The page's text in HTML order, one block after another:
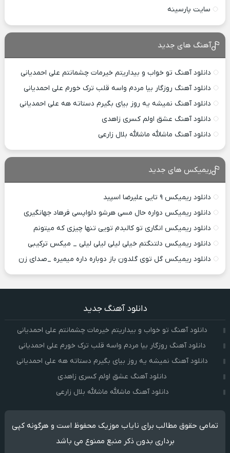
سایت پارسینه
آهنگ های جدید
دانلود آهنگ تو خواب و بیداریتم خیرمات چشمانتم علی احمدیانی
دانلود آهنگ روزگار بیا مردم واسه قلب ترک خورم علی احمدیانی
دانلود آهنگ نمیشه یه روز بیای بگیرم دستاته هه علی احمدیانی
دانلود آهنگ عشق اولم کسری زاهدی
دانلود آهنگ ماشالله ماشالله بلال زارعی
ریمیکس های جدید
دانلود ریمیکس ۹ تایی علیرضا اسپید
دانلود ریمیکس دواره حال مسی هرشو دلواپسی فرهاد جهانگیری
دانلود ریمیکس انگاری تو کالبدم تویی تنها چیزی که میتونم
دانلود ریمیکس دلتنگتم خیلی لیلی لیلی لیلی _ میکس ترکیبی
دانلود ریمیکس گل توی گلدون باز دوباره داره میمیره _صدای زن
دانلود آهنگ جدید
دانلود آهنگ تو خواب و بیداریتم خیرمات چشمانتم علی احمدیانی
دانلود آهنگ روزگار بیا مردم واسه قلب ترک خورم علی احمدیانی
دانلود آهنگ نمیشه یه روز بیای بگیرم دستاته هه علی احمدیانی
دانلود آهنگ عشق اولم کسری زاهدی
دانلود آهنگ ماشالله ماشالله بلال زارعی
تمامی حقوق مطالب برای نایاب موزیک محفوظ است و هرگونه کپی
برداری بدون ذکر منبع ممنوع می باشد